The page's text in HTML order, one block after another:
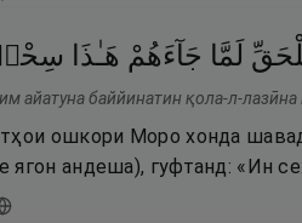
لَمَّا جَآءَهُمْ هَـٰذَا
айатуна баййинатин қола-л-
ошкори Моро хонда
ягон андеша), гуфтанд: «Ин